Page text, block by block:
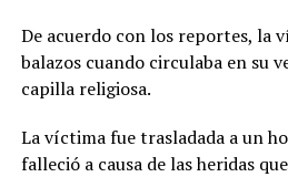
De acuerdo con los reportes, la
balazos cuando circulaba en su
capilla religiosa.
La víctima fue trasladada a un
falleció a causa de las heridas